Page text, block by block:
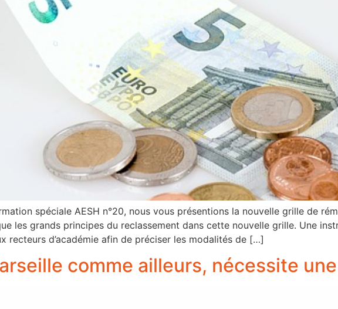
spéciale AESH n°20, nous vous présentions la nouvelle grille de
les grands principes du reclassement dans cette nouvelle grille. Une
recteurs d’académie afin de préciser les modalités de […]
comme ailleurs, nécessite